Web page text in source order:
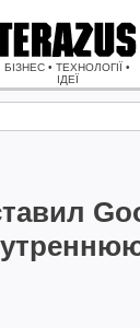
БІЗНЕС • ТЕХНОЛОГІЇ •
ІДЕЇ